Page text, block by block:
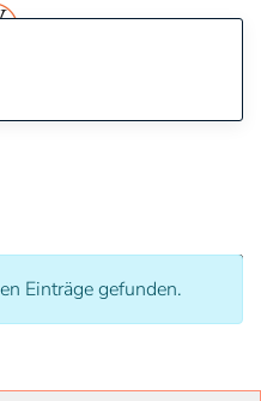
Einträge gefunden.